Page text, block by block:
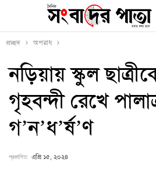
প্রচ্ছদ অপরাধ
নড়িয়ায় স্কুল
গৃহবন্দী রেখে
গ’ন’ধ’র্ষ’ণ
প্রকাশিত: এপ্রি ১৫, ২০২৪